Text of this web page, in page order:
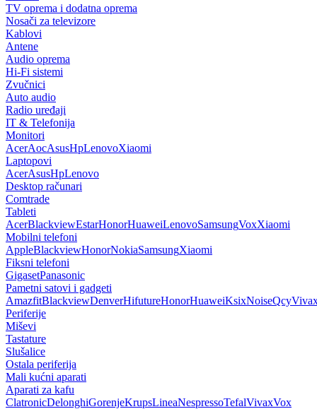
TV oprema i dodatna oprema
Nosači za televizore
Kablovi
Antene
Audio oprema
Hi-Fi sistemi
Zvučnici
Auto audio
Radio uređaji
IT & Telefonija
Monitori
AcerAocAsusHpLenovoXiaomi
Laptopovi
AcerAsusHpLenovo
Desktop računari
Comtrade
Tableti
AcerBlackviewEstarHonorHuaweiLenovoSamsungVoxXiaomi
Mobilni telefoni
AppleBlackviewHonorNokiaSamsungXiaomi
Fiksni telefoni
GigasetPanasonic
Pametni satovi i gadgeti
AmazfitBlackviewDenverHifutureHonorHuaweiKsixNoiseQcy
Periferije
Miševi
Tastature
Slušalice
Ostala periferija
Mali kućni aparati
Aparati za kafu
ClatronicDelonghiGorenjeKrupsLineaNespressoTefalVivaxVox